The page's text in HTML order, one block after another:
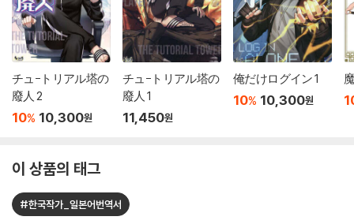
チュ-トリアル塔の
廢人 2
10% 10,300원
チュ-トリアル塔の
廢人 1
11,450원
俺だけログイン 1
10% 10,300원
이 상품의 태그
#한국작가_일본어번역서